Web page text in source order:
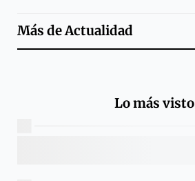
Más deActualidad
Lo más visto